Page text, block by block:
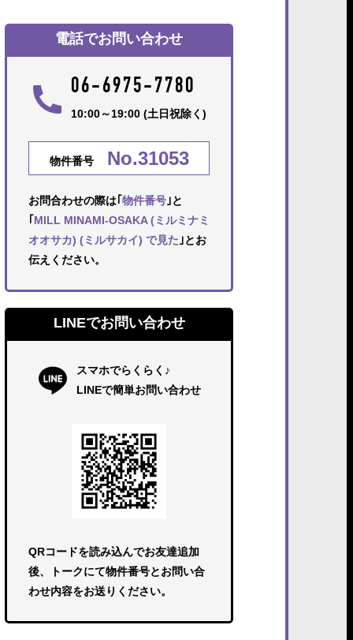
電話でお問い合わせ
06-6975-7780
10:00～19:00 (土日祝除く)
物件番号 No.31053
お問合わせの際は｢ 物件番号 ｣と
MILL MINAMI-OSAKA (ミルミナミ
オオサカ) (ミルサカイ) で見た ｣とお
伝えください。
LINEでお問い合わせ
スマホでらくらく♪
LINEで簡単お問い合わせ
QRコードを読み込んでお友達追加
後、トークにて物件番号とお問い合
わせ内容をお送りください。